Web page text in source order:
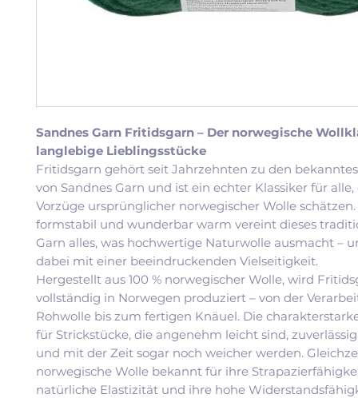
Sandnes Garn Fritidsgarn – Der norwegische
langlebige Lieblingsstücke
Fritidsgarn gehört seit Jahrzehnten zu den
von Sandnes Garn und ist ein echter Klassiker für alle,
Vorzüge ursprünglicher norwegischer Wolle schätzen.
formstabil und wunderbar warm vereint dieses
Garn alles, was hochwertige Naturwolle ausmacht –
dabei mit einer beeindruckenden Vielseitigkeit.
Hergestellt aus 100 % norwegischer Wolle, wird
vollständig in Norwegen produziert – von der
Rohwolle bis zum fertigen Knäuel. Die
für Strickstücke, die angenehm leicht sind,
und mit der Zeit sogar noch weicher werden.
norwegische Wolle bekannt für ihre
natürliche Elastizität und ihre hohe